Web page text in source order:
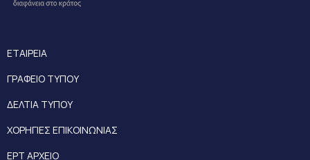
ΕΤΑΙΡΕΙΑ
ΓΡΑΦΕΙΟ ΤΥΠΟΥ
ΔΕΛΤΙΑ ΤΥΠΟΥ
ΧΟΡΗΓΙΕΣ ΕΠΙΚΟΙΝΩΝΙΑΣ
ΕΡΤ ΑΡΧΕΙΟ